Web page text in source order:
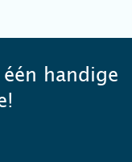
handige